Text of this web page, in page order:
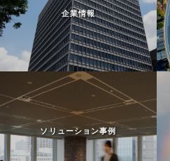
企業情報
ソリューション事例